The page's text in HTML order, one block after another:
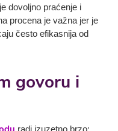
dovoljno praćenje i
procena je važna jer je
često efikasnija od
govoru i